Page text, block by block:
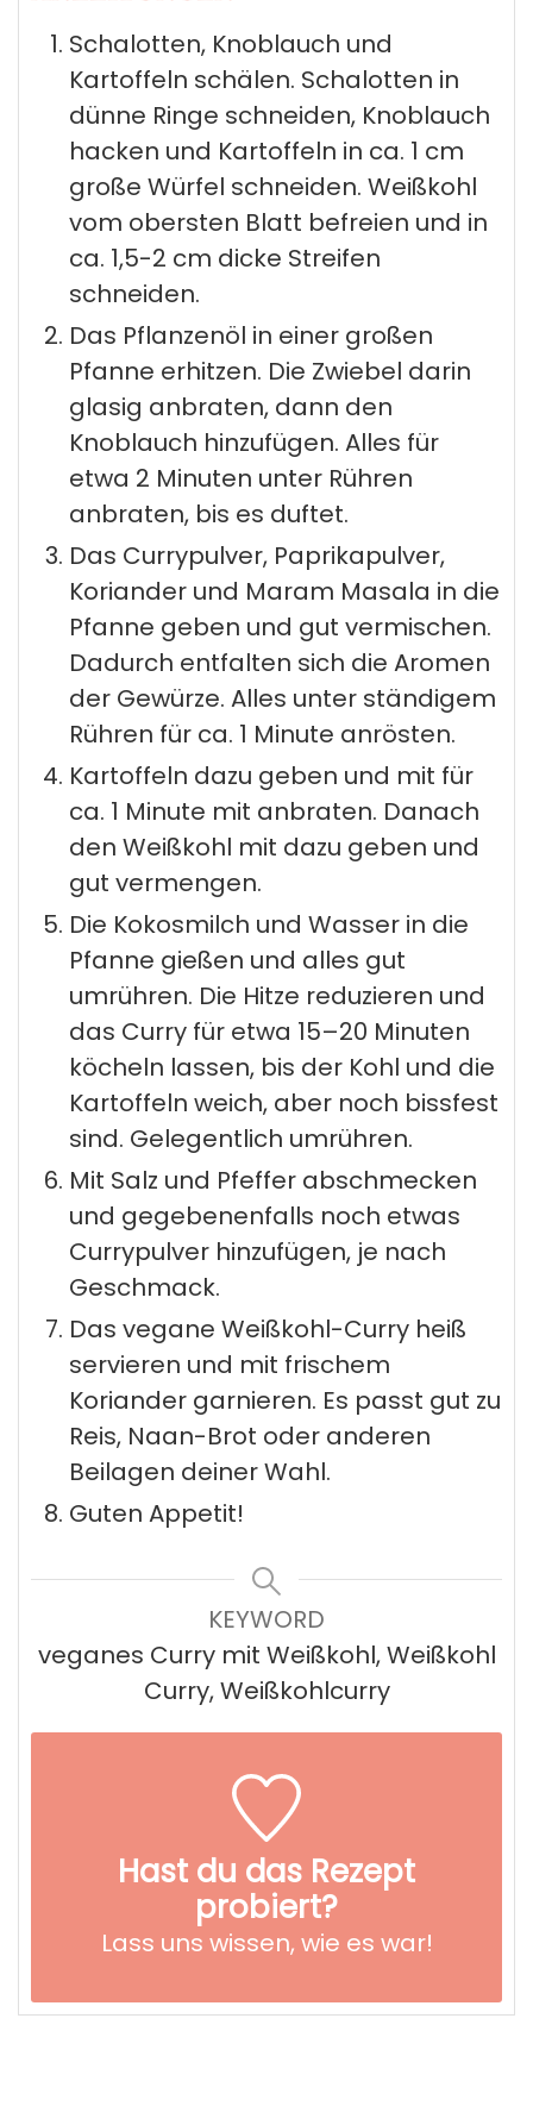
Schalotten, Knoblauch und
Kartoffeln schälen. Schalotten in
dünne Ringe schneiden, Knoblauch
hacken und Kartoffeln in ca. 1 cm
große Würfel schneiden. Weißkohl
vom obersten Blatt befreien und in
ca. 1,5-2 cm dicke Streifen
schneiden.
Das Pflanzenöl in einer großen
Pfanne erhitzen. Die Zwiebel darin
glasig anbraten, dann den
Knoblauch hinzufügen. Alles für
etwa 2 Minuten unter Rühren
anbraten, bis es duftet.
Das Currypulver, Paprikapulver,
Koriander und Maram Masala in die
Pfanne geben und gut vermischen.
Dadurch entfalten sich die Aromen
der Gewürze. Alles unter ständigem
Rühren für ca. 1 Minute anrösten.
Kartoffeln dazu geben und mit für
ca. 1 Minute mit anbraten. Danach
den Weißkohl mit dazu geben und
gut vermengen.
Die Kokosmilch und Wasser in die
Pfanne gießen und alles gut
umrühren. Die Hitze reduzieren und
das Curry für etwa 15–20 Minuten
köcheln lassen, bis der Kohl und die
Kartoffeln weich, aber noch bissfest
sind. Gelegentlich umrühren.
Mit Salz und Pfeffer abschmecken
und gegebenenfalls noch etwas
Currypulver hinzufügen, je nach
Geschmack.
Das vegane Weißkohl-Curry heiß
servieren und mit frischem
Koriander garnieren. Es passt gut zu
Reis, Naan-Brot oder anderen
Beilagen deiner Wahl.
Guten Appetit!
KEYWORD
veganes Curry mit Weißkohl, Weißkohl
Curry, Weißkohlcurry
Hast du das Rezept
probiert?
Lass uns wissen, wie es war!